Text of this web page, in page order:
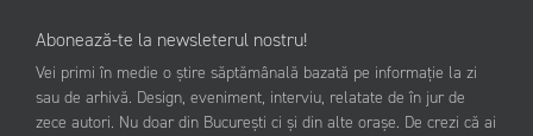
Abonează-te la newsleterul nostru!
Vei primi în medie o știre săptămânală bazată pe informație la zi
sau de arhivă. Design, eveniment, interviu, relatate de în jur de
zece autori. Nu doar din București ci și din alte orașe. De crezi că ai